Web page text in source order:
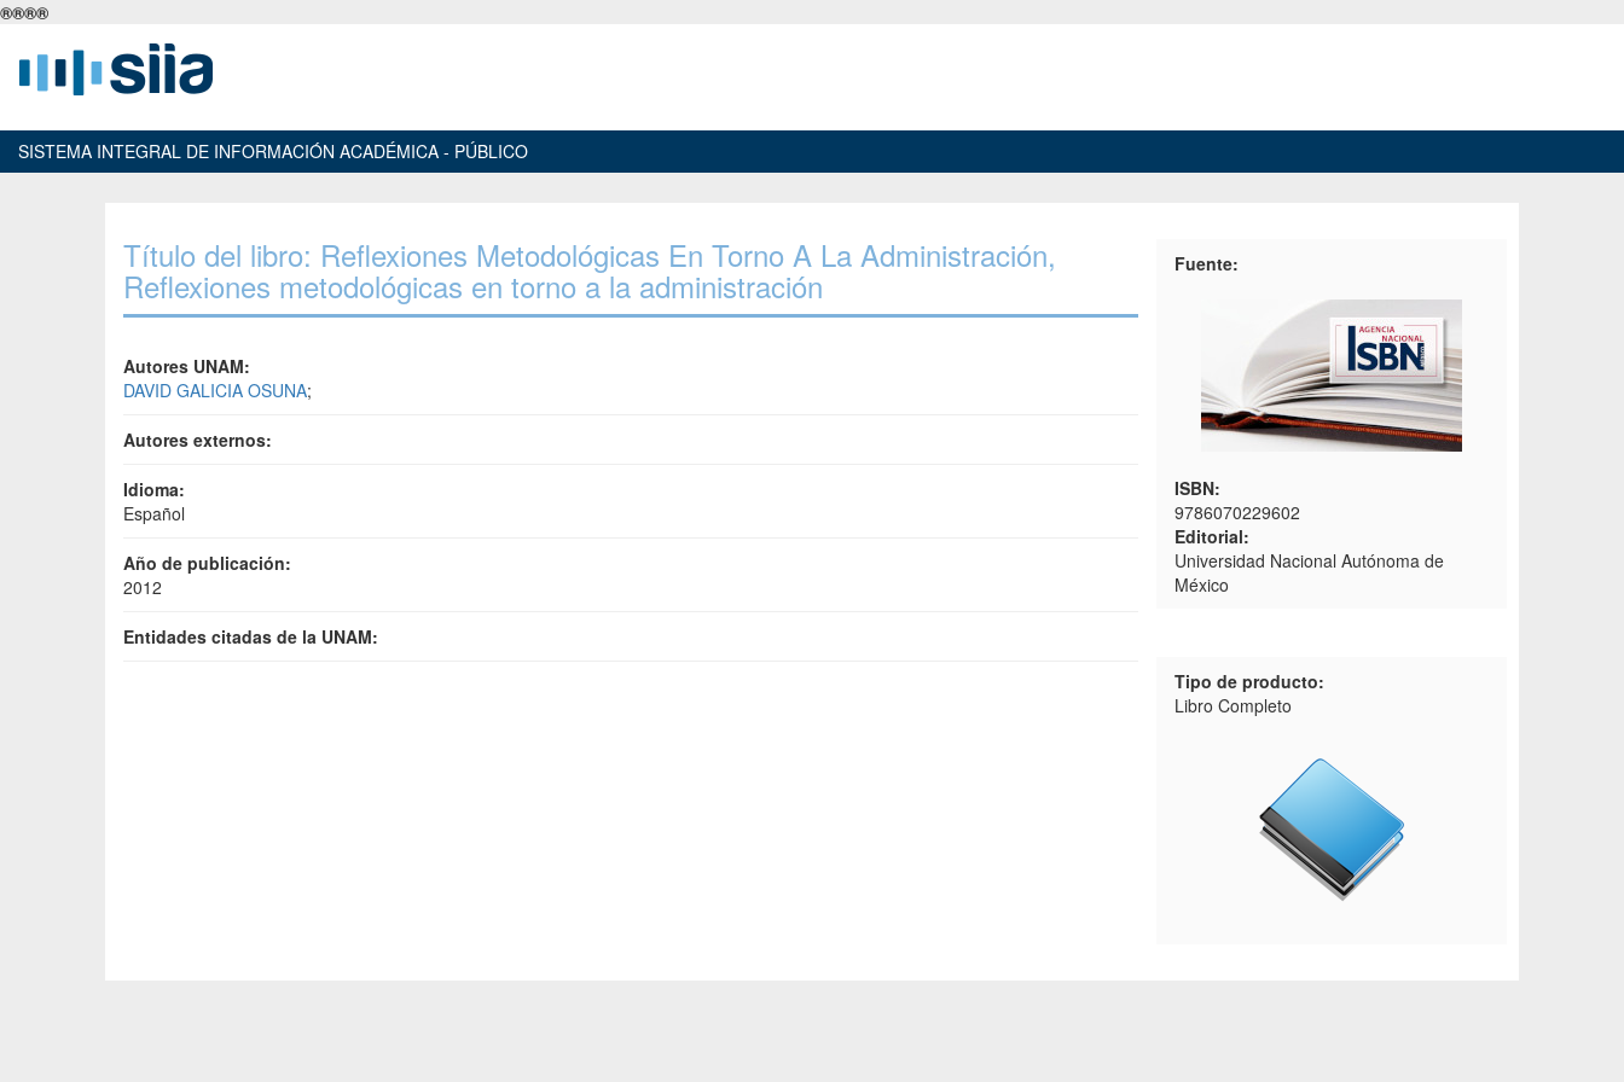
®®®®
SISTEMA INTEGRAL DE INFORMACIÓN ACADÉMICA - PÚBLICO
Título del libro: Reflexiones Metodológicas En Torno A La Administración,
Reflexiones metodológicas en torno a la administración
Autores UNAM:
DAVID GALICIA OSUNA;
Autores externos:
Idioma:
Español
Año de publicación:
2012
Entidades citadas de la UNAM:
Fuente:
ISBN:
9786070229602
Editorial:
Universidad Nacional Autónoma de
México
Tipo de producto:
Libro Completo